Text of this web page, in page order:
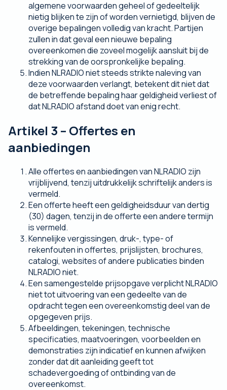
algemene voorwaarden geheel of gedeeltelijk
nietig blijken te zijn of worden vernietigd, blijven de
overige bepalingen volledig van kracht. Partijen
zullen in dat geval een nieuwe bepaling
overeenkomen die zoveel mogelijk aansluit bij de
strekking van de oorspronkelijke bepaling.
Indien NLRADIO niet steeds strikte naleving van
deze voorwaarden verlangt, betekent dit niet dat
de betreffende bepaling haar geldigheid verliest of
dat NLRADIO afstand doet van enig recht.
Artikel 3 – Offertes en
aanbiedingen
Alle offertes en aanbiedingen van NLRADIO zijn
vrijblijvend, tenzij uitdrukkelijk schriftelijk anders is
vermeld.
Een offerte heeft een geldigheidsduur van dertig
(30) dagen, tenzij in de offerte een andere termijn
is vermeld.
Kennelijke vergissingen, druk-, type- of
rekenfouten in offertes, prijslijsten, brochures,
catalogi, websites of andere publicaties binden
NLRADIO niet.
Een samengestelde prijsopgave verplicht NLRADIO
niet tot uitvoering van een gedeelte van de
opdracht tegen een overeenkomstig deel van de
opgegeven prijs.
Afbeeldingen, tekeningen, technische
specificaties, maatvoeringen, voorbeelden en
demonstraties zijn indicatief en kunnen afwijken
zonder dat dit aanleiding geeft tot
schadevergoeding of ontbinding van de
overeenkomst.